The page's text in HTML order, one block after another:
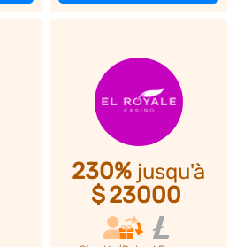
230%jusqu'à
$23000